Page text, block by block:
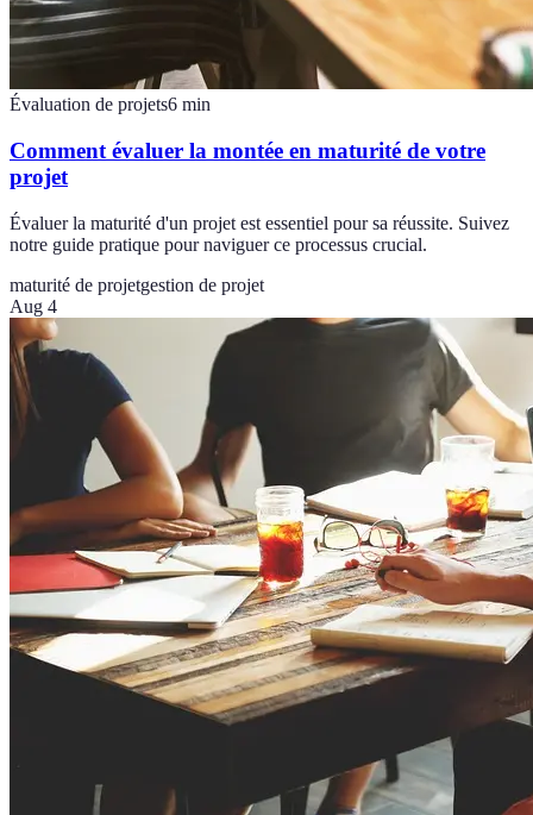
Évaluation de projets6 min
Comment évaluer la montée en maturité de votre
projet
Évaluer la maturité d'un projet est essentiel pour sa réussite. Suivez
notre guide pratique pour naviguer ce processus crucial.
maturité de projetgestion de projet
Aug 4